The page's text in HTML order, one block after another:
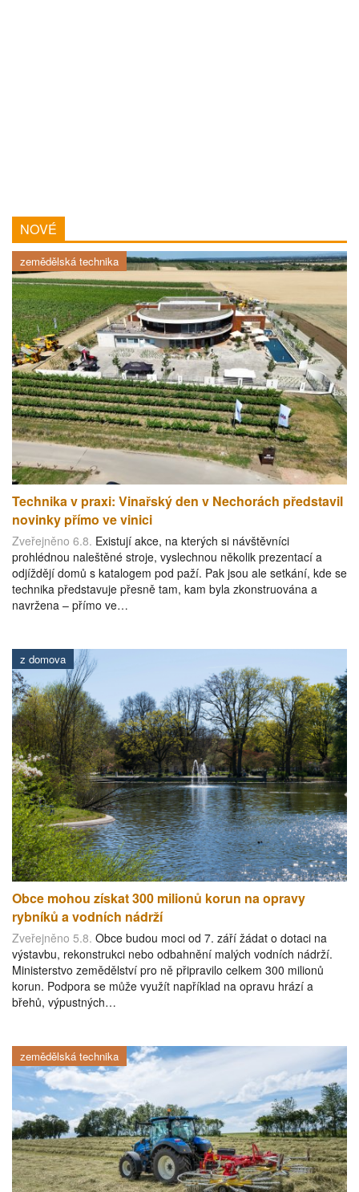
NOVÉ
zemědělská technika
Technika v praxi: Vinařský den v Nechorách představil
novinky přímo ve vinici
Zveřejněno 6.8. Existují akce, na kterých si návštěvníci
prohlédnou naleštěné stroje, vyslechnou několik prezentací a
odjíždějí domů s katalogem pod paží. Pak jsou ale setkání, kde se
technika představuje přesně tam, kam byla zkonstruována a
navržena – přímo ve…
z domova
Obce mohou získat 300 milionů korun na opravy
rybníků a vodních nádrží
Zveřejněno 5.8. Obce budou moci od 7. září žádat o dotaci na
výstavbu, rekonstrukci nebo odbahnění malých vodních nádrží.
Ministerstvo zemědělství pro ně připravilo celkem 300 milionů
korun. Podpora se může využít například na opravu hrází a
břehů, výpustných…
zemědělská technika